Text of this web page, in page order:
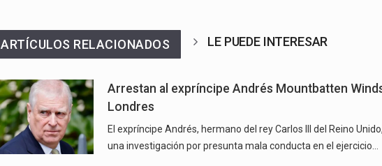
ARTÍCULOS RELACIONADOS LE PUEDE INTERESAR
Arrestan al expríncipe Andrés Mountbatten
Londres
El expríncipe Andrés, hermano del rey Carlos III del Reino
una investigación por presunta mala conducta en el ejercicio…